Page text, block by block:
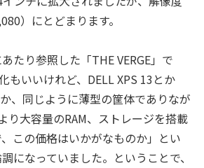
）にとどまります。
たり参照した「THE VERGE」で
もいいけれど、DELL XPS 13とか
、同じように薄型の筐体でありなが
り大容量のRAM、ストレージを搭載
この価格はいかがなものか」とい
になっていました。ということで、